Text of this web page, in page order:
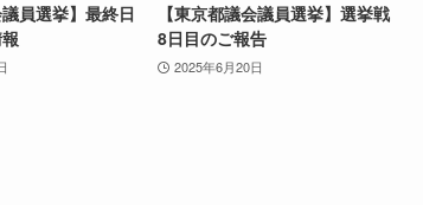
議員選挙】最終日
【東京都議会議員選挙】選挙戦
8日目のご報告
2025年6月20日